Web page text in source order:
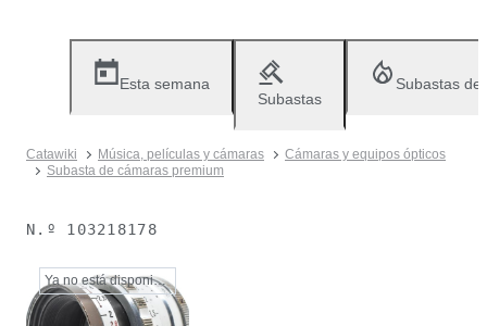
Esta semana
Subastas
Subastas
Catawiki Música, películas y cámaras
Cámaras y equipos ópticos
Subasta de cámaras premium
N.º 103218178
Ya no está disponible